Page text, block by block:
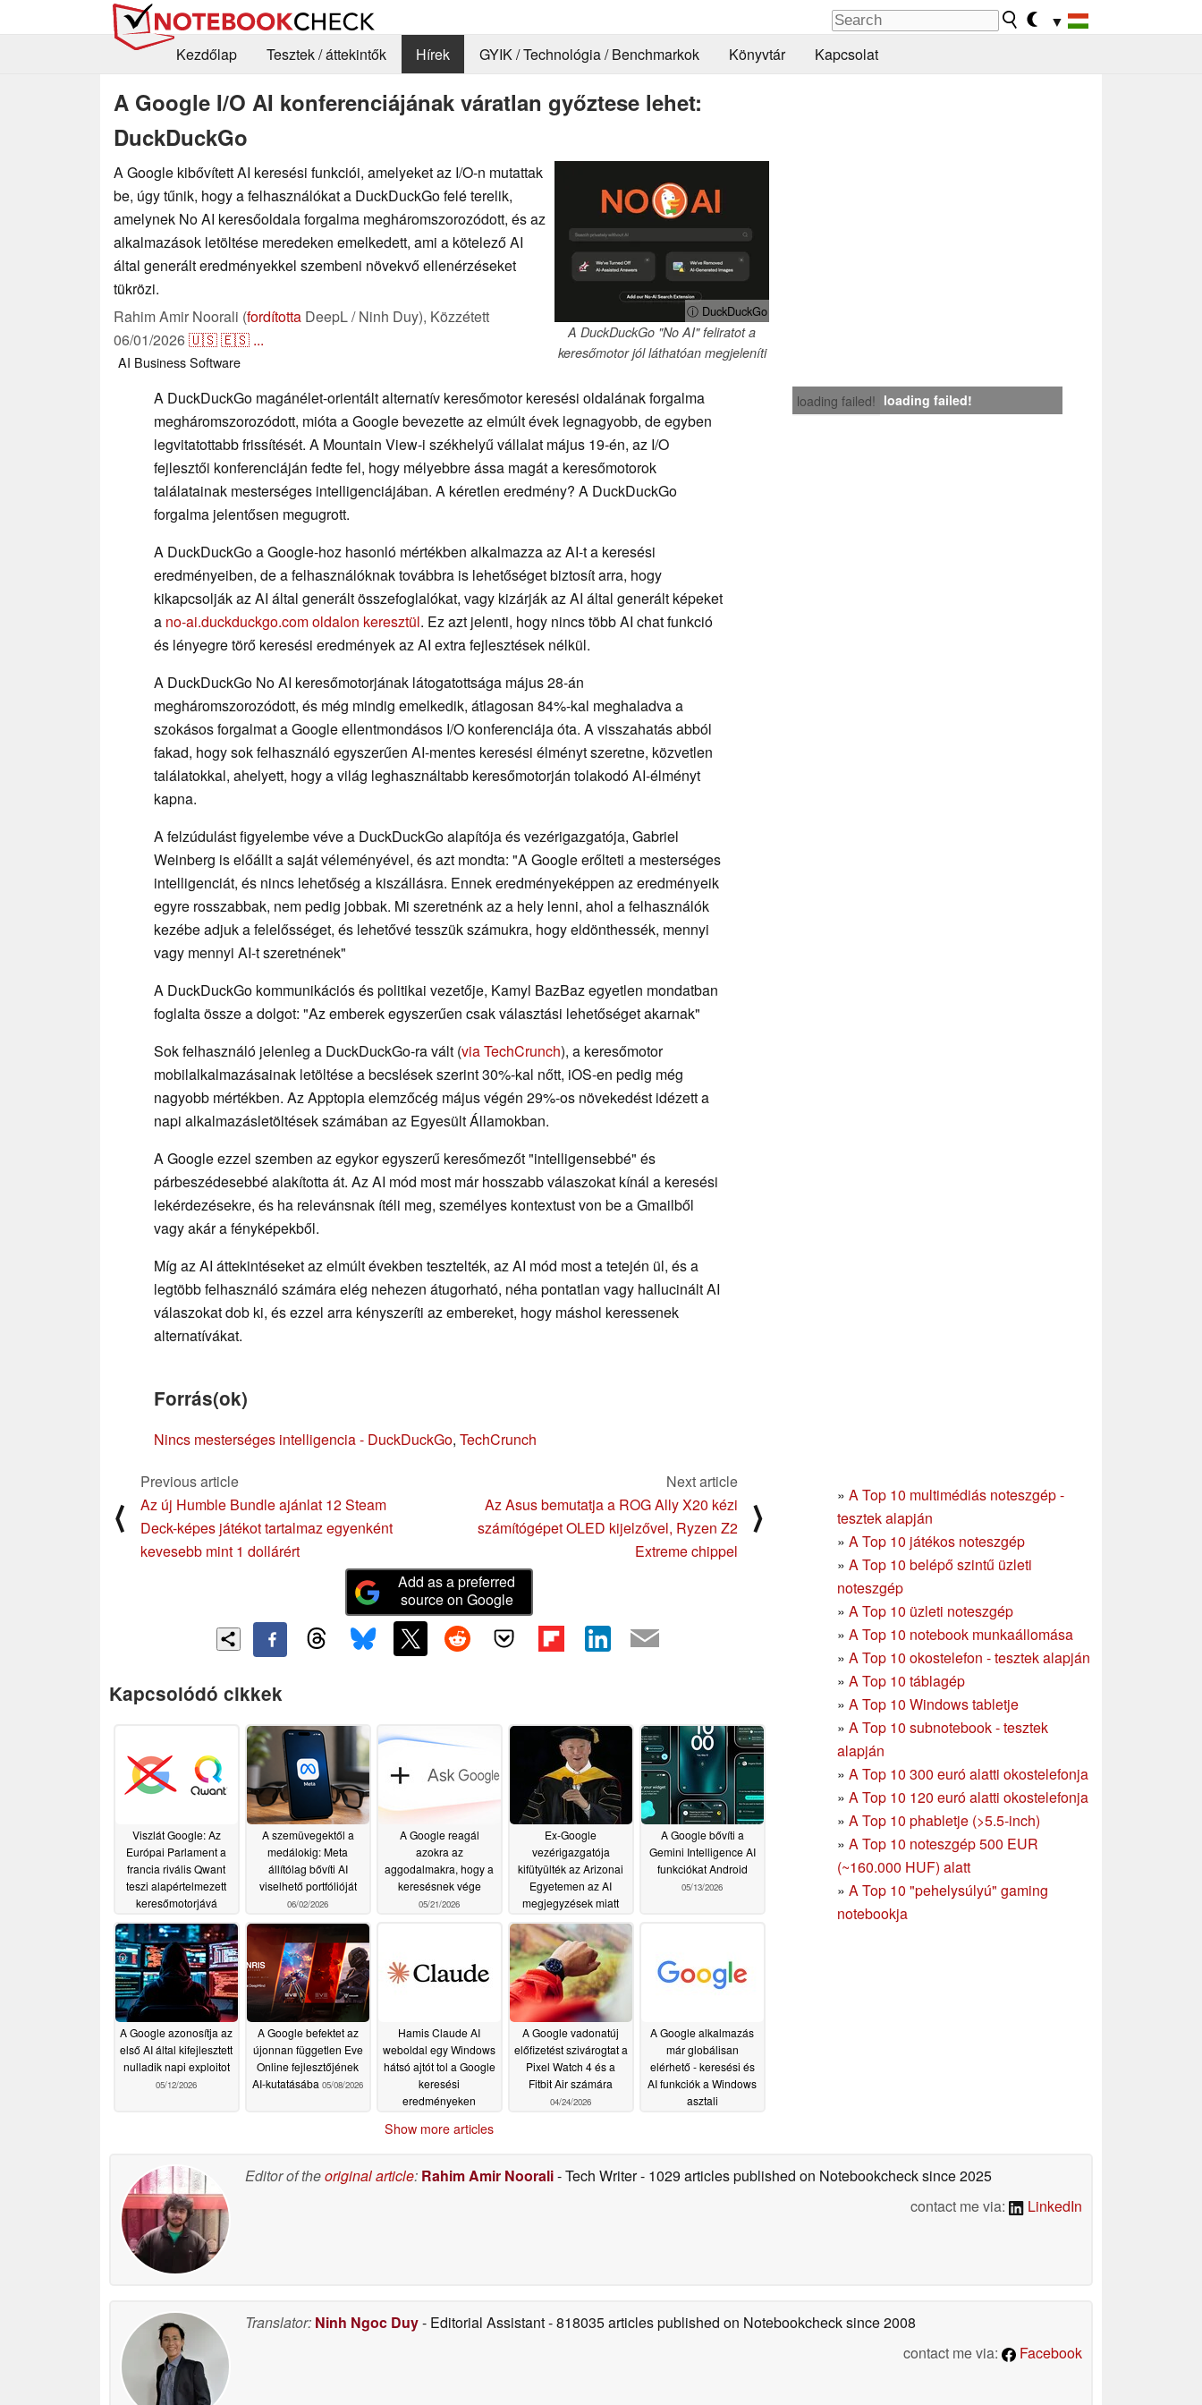
▼
Kezdőlap
Tesztek / áttekintők Hírek GYIK / Technológia / Benchmarkok Könyvtár Kapcsolat
A Google I/O AI konferenciájának váratlan győztese lehet:
DuckDuckGo
ⓘ DuckDuckGo
A DuckDuckGo "No AI" feliratot a
keresőmotor jól láthatóan megjeleníti
A Google kibővített AI keresési funkciói, amelyeket az I/O-n mutattak
be, úgy tűnik, hogy a felhasználókat a DuckDuckGo felé terelik,
amelynek No AI keresőoldala forgalma megháromszorozódott, és az
alkalmazások letöltése meredeken emelkedett, ami a kötelező AI
által generált eredményekkel szembeni növekvő ellenérzéseket
tükrözi.
Rahim Amir Noorali (fordította DeepL / Ninh Duy), Közzétett
06/01/2026🇺🇸🇪🇸 ...
AI BusinessSoftware
loading failed! loading failed!
A DuckDuckGo magánélet-orientált alternatív keresőmotor keresési oldalának forgalma
megháromszorozódott, mióta a Google bevezette az elmúlt évek legnagyobb, de egyben
legvitatottabb frissítését. A Mountain View-i székhelyű vállalat május 19-én, az I/O
fejlesztői konferenciáján fedte fel, hogy mélyebbre ássa magát a keresőmotorok
találatainak mesterséges intelligenciájában. A kéretlen eredmény? A DuckDuckGo
forgalma jelentősen megugrott.
A DuckDuckGo a Google-hoz hasonló mértékben alkalmazza az AI-t a keresési
eredményeiben, de a felhasználóknak továbbra is lehetőséget biztosít arra, hogy
kikapcsolják az AI által generált összefoglalókat, vagy kizárják az AI által generált képeket
a no-ai.duckduckgo.com oldalon keresztül. Ez azt jelenti, hogy nincs több AI chat funkció
és lényegre törő keresési eredmények az AI extra fejlesztések nélkül.
A DuckDuckGo No AI keresőmotorjának látogatottsága május 28-án
megháromszorozódott, és még mindig emelkedik, átlagosan 84%-kal meghaladva a
szokásos forgalmat a Google ellentmondásos I/O konferenciája óta. A visszahatás abból
fakad, hogy sok felhasználó egyszerűen AI-mentes keresési élményt szeretne, közvetlen
találatokkal, ahelyett, hogy a világ leghasználtabb keresőmotorján tolakodó AI-élményt
kapna.
A felzúdulást figyelembe véve a DuckDuckGo alapítója és vezérigazgatója, Gabriel
Weinberg is előállt a saját véleményével, és azt mondta: "A Google erőlteti a mesterséges
intelligenciát, és nincs lehetőség a kiszállásra. Ennek eredményeképpen az eredményeik
egyre rosszabbak, nem pedig jobbak. Mi szeretnénk az a hely lenni, ahol a felhasználók
kezébe adjuk a felelősséget, és lehetővé tesszük számukra, hogy eldönthessék, mennyi
vagy mennyi AI-t szeretnének"
A DuckDuckGo kommunikációs és politikai vezetője, Kamyl BazBaz egyetlen mondatban
foglalta össze a dolgot: "Az emberek egyszerűen csak választási lehetőséget akarnak"
Sok felhasználó jelenleg a DuckDuckGo-ra vált (via TechCrunch), a keresőmotor
mobilalkalmazásainak letöltése a becslések szerint 30%-kal nőtt, iOS-en pedig még
nagyobb mértékben. Az Apptopia elemzőcég május végén 29%-os növekedést idézett a
napi alkalmazásletöltések számában az Egyesült Államokban.
A Google ezzel szemben az egykor egyszerű keresőmezőt "intelligensebbé" és
párbeszédesebbé alakította át. Az AI mód most már hosszabb válaszokat kínál a keresési
lekérdezésekre, és ha relevánsnak ítéli meg, személyes kontextust von be a Gmailből
vagy akár a fényképekből.
Míg az AI áttekintéseket az elmúlt években tesztelték, az AI mód most a tetején ül, és a
legtöbb felhasználó számára elég nehezen átugorható, néha pontatlan vagy hallucinált AI
válaszokat dob ki, és ezzel arra kényszeríti az embereket, hogy máshol keressenek
alternatívákat.
Forrás(ok)
Nincs mesterséges intelligencia - DuckDuckGo, TechCrunch
» A Top 10 multimédiás noteszgép -
tesztek alapján
» A Top 10 játékos noteszgép
» A Top 10 belépő szintű üzleti
noteszgép
» A Top 10 üzleti noteszgép
» A Top 10 notebook munkaállomása
» A Top 10 okostelefon - tesztek alapján
» A Top 10 táblagép
» A Top 10 Windows tabletje
» A Top 10 subnotebook - tesztek
alapján
» A Top 10 300 euró alatti okostelefonja
» A Top 10 120 euró alatti okostelefonja
» A Top 10 phabletje (>5.5-inch)
» A Top 10 noteszgép 500 EUR
(~160.000 HUF) alatt
» A Top 10 "pehelysúlyú" gaming
notebookja
⟨
Previous article
Az új Humble Bundle ajánlat 12 Steam
Deck-képes játékot tartalmaz egyenként
kevesebb mint 1 dollárért
Next article
Az Asus bemutatja a ROG Ally X20 kézi
számítógépet OLED kijelzővel, Ryzen Z2
Extreme chippel
⟩
Add as a preferred
source on Google
Kapcsolódó cikkek
Viszlát Google: Az
Európai Parlament a
francia rivális Qwant
teszi alapértelmezett
keresőmotorjává
06/03/2026
A szemüvegektől a
medálokig: Meta
állítólag bővíti AI
viselhető portfólióját
06/02/2026
A Google reagál
azokra az
aggodalmakra, hogy a
keresésnek vége
05/21/2026
Ex-Google
vezérigazgatója
kifütyülték az Arizonai
Egyetemen az AI
megjegyzések miatt
05/19/2026
A Google bővíti a
Gemini Intelligence AI
funkciókat Android
05/13/2026
A Google azonosítja az
első AI által kifejlesztett
nulladik napi exploitot
05/12/2026
A Google befektet az
újonnan független Eve
Online fejlesztőjének
AI-kutatásába 05/08/2026
Hamis Claude AI
weboldal egy Windows
hátsó ajtót tol a Google
keresési
eredményeken
A Google vadonatúj
előfizetést szivárogtat a
Pixel Watch 4 és a
Fitbit Air számára
04/24/2026
A Google alkalmazás
már globálisan
elérhető - keresési és
AI funkciók a Windows
asztali
Show more articles
Editor of theoriginal article: Rahim Amir Noorali- Tech Writer- 1029 articles published on Notebookchecksince 2025
contact me via:
LinkedIn
Translator: Ninh Ngoc Duy- Editorial Assistant- 818035 articles published on Notebookchecksince 2008
contact me via:
Facebook